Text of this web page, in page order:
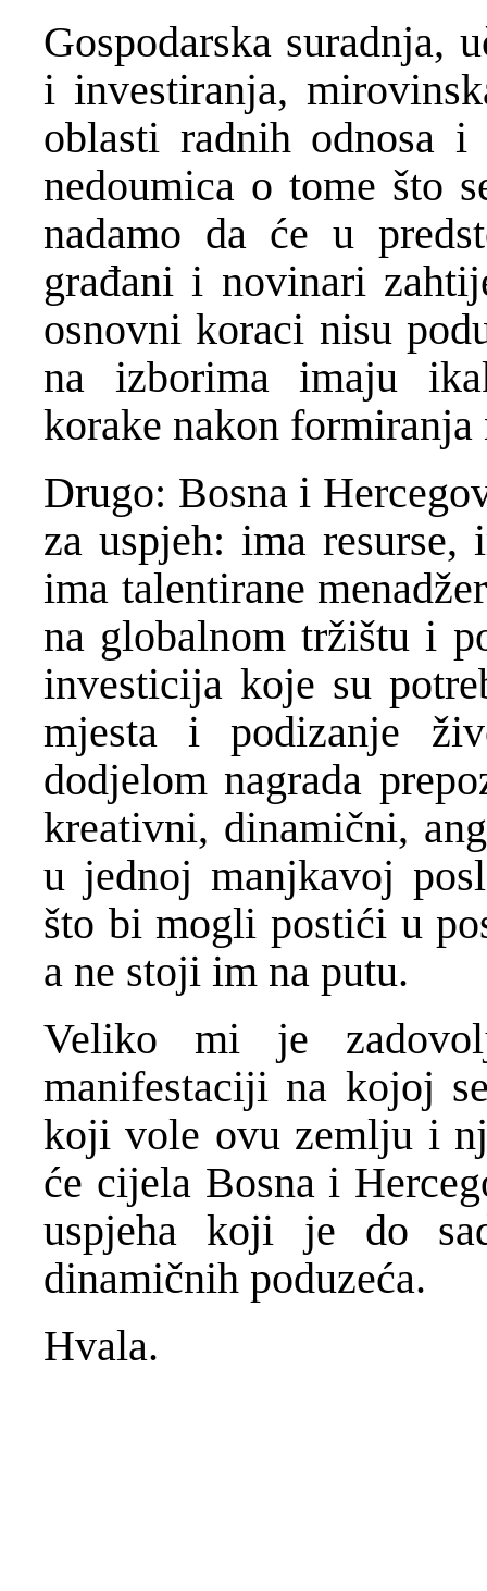
Gospodarska suradnja,
i investiranja,
oblasti radnih odnosa
nedoumica o tome što
nadamo da će u
građani i novinari
osnovni koraci nisu
na izborima imaju
korake nakon
Drugo: Bosna i
za uspjeh: ima
ima talentirane
na globalnom tržištu i
investicija koje su
mjesta i podizanje
dodjelom nagrada
kreativni, dinamični,
u jednoj manjkavoj
što bi mogli postići u
a ne stoji im na putu.
Veliko mi je
manifestaciji na kojoj
koji vole ovu zemlju i
će cijela Bosna i
uspjeha koji je do
dinamičnih poduzeća.
Hvala.